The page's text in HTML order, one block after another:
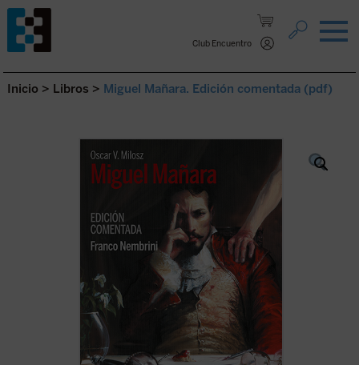
Club Encuentro
Saltar al contenido.
Inicio > Libros > Miguel Mañara. Edición comentada (pdf)